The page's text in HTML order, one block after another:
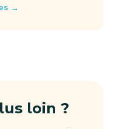
→
loin ?